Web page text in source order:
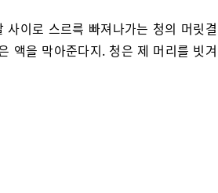
이로 스르륵 빠져나가는 청의 머릿결
액을 막아준다지. 청은 제 머리를 빗겨